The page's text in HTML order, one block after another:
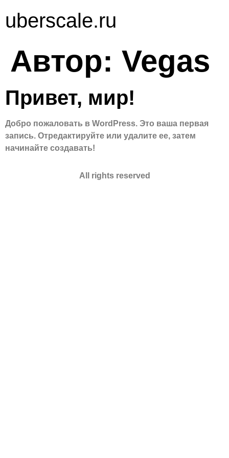
uberscale.ru
Автор: Vegas
Привет, мир!
Добро пожаловать в WordPress. Это ваша первая
запись. Отредактируйте или удалите ее, затем
начинайте создавать!
All rights reserved